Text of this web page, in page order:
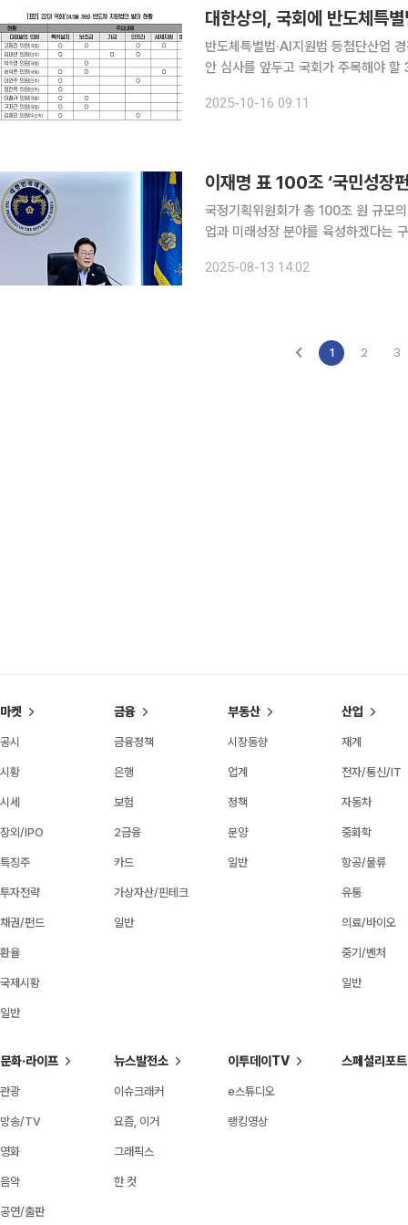
대한상의, 국회에 반도체특
반도체특별법·AI지원법 등첨단산업 경쟁력 강화 목소리 경제계가
안 심사를 앞두고 국회가 주목해야 할 30개 입법과제
반도체산업 지원법과 벤처투자법 등
2025-10-16 09:11
국정기획위원회가 총 100조 원 규모
업과 미래성장 분야를 육성하겠다는
일 국정기획위에 따르면 이번 국민성
2025-08-13 14:02
1 2 3
마켓
공시
시황
시세
장외/IPO
특징주
투자전략
채권/펀드
환율
국제시황
일반
금융
금융정책
은행
보험
2금융
카드
가상자산/핀테크
일반
부동산
시장동향
업계
정책
분양
일반
산업
재계
전자/통신/IT
자동차
중화학
항공/물류
유통
의료/바이오
중기/벤처
일반
문화·라이프
관광
방송/TV
영화
음악
공연/출판
뉴스발전소
이슈크래커
요즘, 이거
그래픽스
한 컷
이투데이TV
e스튜디오
랭킹영상
스페셜리포트